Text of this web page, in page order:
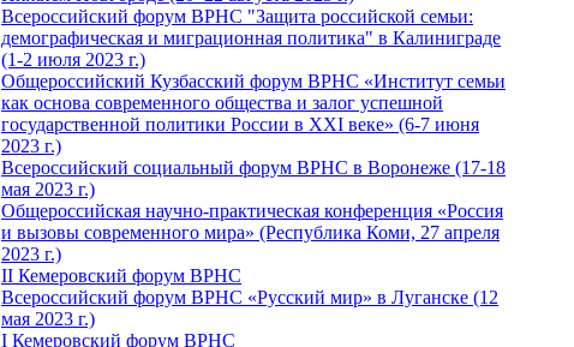
Всероссийский форум ВРНС "Защита российской семьи:
демографическая и миграционная политика" в Калиниграде
(1-2 июля 2023 г.)
Общероссийский Кузбасский форум ВРНС «Институт семьи
как основа современного общества и залог успешной
государственной политики России в ХХI веке» (6-7 июня
2023 г.)
Всероссийский социальный форум ВРНС в Воронеже (17-18
мая 2023 г.)
Общероссийская научно-практическая конференция «Россия
и вызовы современного мира» (Республика Коми, 27 апреля
2023 г.)
II Кемеровский форум ВРНС
Всероссийский форум ВРНС «Русский мир» в Луганске (12
мая 2023 г.)
I Кемеровский форум ВРНС